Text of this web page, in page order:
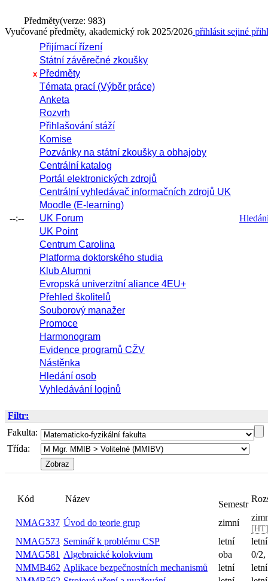
Předměty(verze: 983)
Vyučované předměty, akademický rok 2025/2026 přihlásit sejiné
--:--
Přijímací řízení
Státní závěrečné zkoušky
x Předměty
Témata prací (Výběr práce)
Anketa
Rozvrh
Přihlašování stáží
Komise
Pozvánky na státní zkoušky a obhajoby
Centrální katalog
Portál elektronických zdrojů
Centrální vyhledávač informačních zdrojů UK
Moodle (E-learning)
UK Forum
UK Point
Centrum Carolina
Platforma doktorského studia
Klub Alumni
Evropská univerzitní aliance 4EU+
Přehled školitelů
Souborový manažer
Promoce
Harmonogram
Evidence programů CŽV
Nástěnka
Hledání osob
Vyhledávání loginů
Filtr:
Fakulta:
Třída:
Kód
NMAG337 Úvod do teorie grup zimní
NMAG573 Seminář k problému CSP